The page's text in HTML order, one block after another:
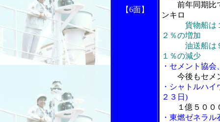
【6面】
前年同期比
ンキロ
貨物船は
２％の増加
油送船は９
１％の減少
・セメント協
今後もセメ
・シャトルハ
２３日)
１億５０
・東燃ゼネラ